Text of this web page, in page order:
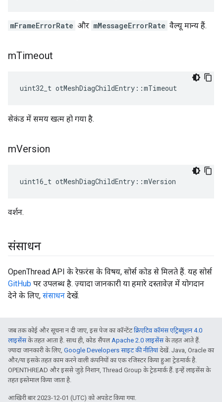
mFrameErrorRate और mMessageErrorRate वैल्यू मान्य हैं.
mTimeout
uint32_t otMeshDiagChildEntry ::mTimeout
सेकंड में समय खत्म हो गया है.
mVersion
uint16_t otMeshDiagChildEntry ::mVersion
वर्शन.
संसाधन
OpenThread API के रेफ़रंस के विषय, सोर्स कोड से मिलते हैं. यह सोर्स
GitHub पर उपलब्ध है. ज़्यादा जानकारी या हमारे दस्तावेज़ में योगदान
देने के लिए, संसाधन देखें.
जब तक कोई और सूचना न दी जाए, इस पेज का कॉन्टेंटक्रिएटिव कॉमंस एट्रिब्यूशन 4.0
लाइसेंसके तहत आता है. साथ ही, कोड सैंपलApache 2.0 लाइसेंसके तहत आते हैं.
ज़्यादा जानकारी के लिए, Google Developers साइट की नीतियांदेखें. Java, Oracle का
और/या इसके तहत काम करने वाली कंपनियों का एक रजिस्टर किया हुआ ट्रेडमार्क है.
OPENTHREAD और इससे जुड़े निशान, Thread Group के ट्रेडमार्क हैं. इन्हें लाइसेंस के
तहत इस्तेमाल किया जाता है.
आखिरी बार 2023-12-01 (UTC) को अपडेट किया गया.